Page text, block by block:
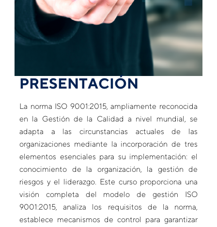
PRESENTACIÓN
La norma ISO 9001:2015, ampliamente reconocida
en la Gestión de la Calidad a nivel mundial, se
adapta a las circunstancias actuales de las
organizaciones mediante la incorporación de tres
elementos esenciales para su implementación: el
conocimiento de la organización, la gestión de
riesgos y el liderazgo. Este curso proporciona una
visión completa del modelo de gestión ISO
9001:2015, analiza los requisitos de la norma,
establece mecanismos de control para garantizar